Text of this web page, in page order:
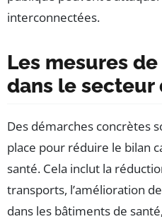
interconnectées.
Les mesures
dans le secteur
Des démarches concrètes
place pour réduire le bilan
santé. Cela inclut la
transports, l’amélioration
dans les bâtiments de